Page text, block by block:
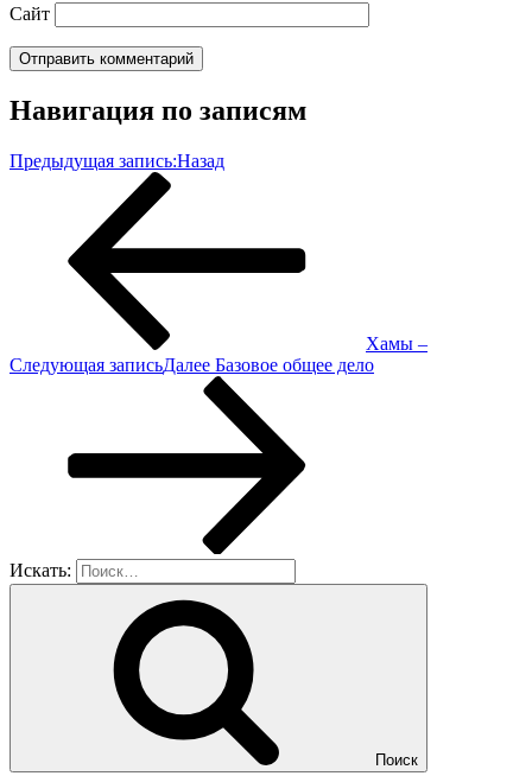
Сайт
Навигация по записям
Предыдущая запись:Назад
Хамы –
Следующая записьДалее Базовое общее дело
Искать:
Поиск